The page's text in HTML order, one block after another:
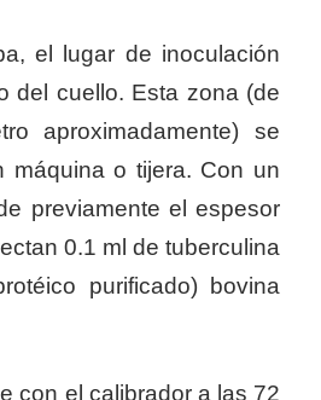
el lugar de inoculación
del cuello. Esta zona (de
aproximadamente) se
máquina o tijera. Con un
previamente el espesor
0.1 ml de tuberculina
purificado) bovina
con el calibrador a las 72